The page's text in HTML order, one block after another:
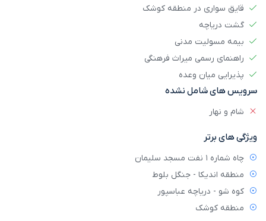
قایق سواری در منطقه کوشک
گشت دریاچه
بیمه مسولیت مدنی
راهنمای رسمی میراث فرهنگی
پذیرایی میان وعده
سرویس های شامل نشده
شام و نهار
ویژگی های برتر
چاه شماره 1 نفت مسجد سلیمان
منطقه اندیکا - جنگل بلوط
کوه شو - دریاچه عباسپور
منطقه کوشک